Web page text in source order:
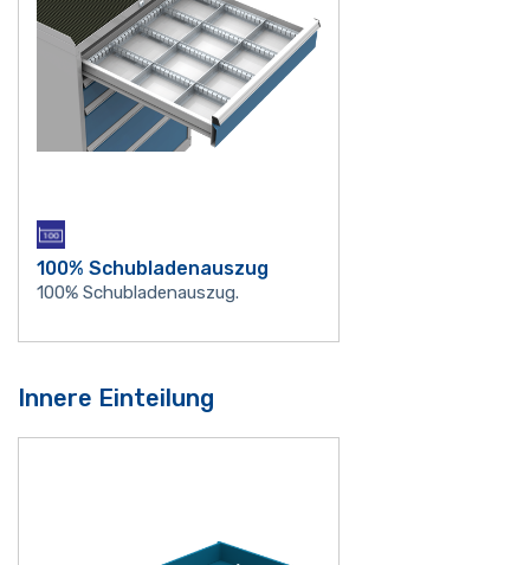
100% Schubladenauszug
100% Schubladenauszug.
Innere Einteilung